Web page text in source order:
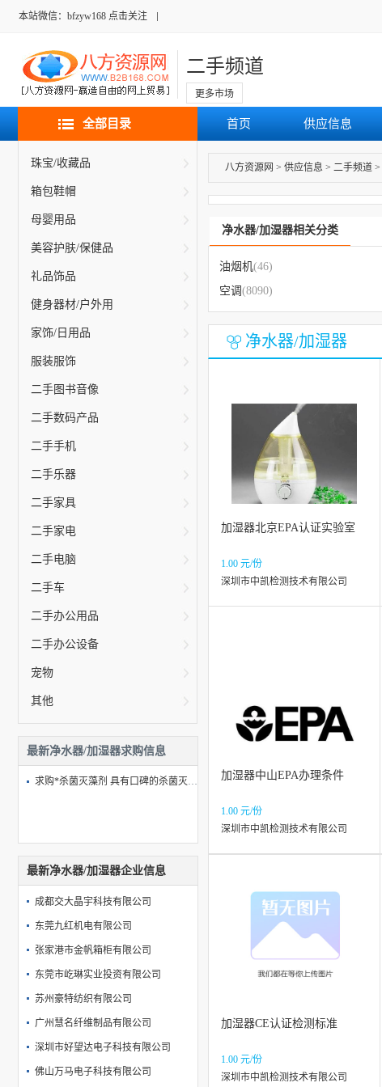
本站微信：bfzyw168 点击关注
二手频道
更多市场
全部目录 首页 供应信息
珠宝/收藏品
箱包鞋帽
母婴用品
美容护肤/保健品
礼品饰品
健身器材/户外用
家饰/日用品
服装服饰
二手图书音像
二手数码产品
二手手机
二手乐器
二手家具
二手家电
二手电脑
二手车
二手办公用品
二手办公设备
宠物
其他
最新净水器/加湿器求购信息
求购*杀菌灭藻剂 具有口碑的杀菌灭藻剂是由优斯化工科技提供的
最新净水器/加湿器企业信息
成都交大晶宇科技有限公司
东莞九红机电有限公司
张家港市金帆箱柜有限公司
东莞市屹琳实业投资有限公司
苏州豪特纺织有限公司
广州慧名纤维制品有限公司
深圳市好望达电子科技有限公司
佛山万马电子科技有限公司
八方资源网 > 供应信息 > 二手频道 >
净水器/加湿器相关分类
油烟机(46)
空调(8090)
净水器/加湿器
加湿器北京EPA认证实验室
1.00 元/份
深圳市中凯检测技术有限公司
加湿器中山EPA办理条件
1.00 元/份
深圳市中凯检测技术有限公司
加湿器CE认证检测标准
1.00 元/份
深圳市中凯检测技术有限公司